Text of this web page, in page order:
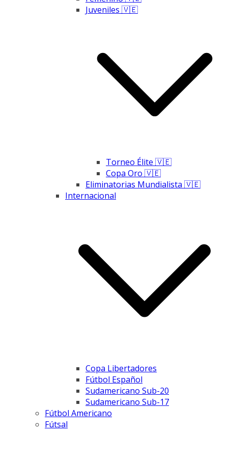
Juveniles 🇻🇪
Torneo Élite 🇻🇪
Copa Oro 🇻🇪
Eliminatorias Mundialista 🇻🇪
Internacional
Copa Libertadores
Fútbol Español
Sudamericano Sub-20
Sudamericano Sub-17
Fútbol Americano
Fútsal